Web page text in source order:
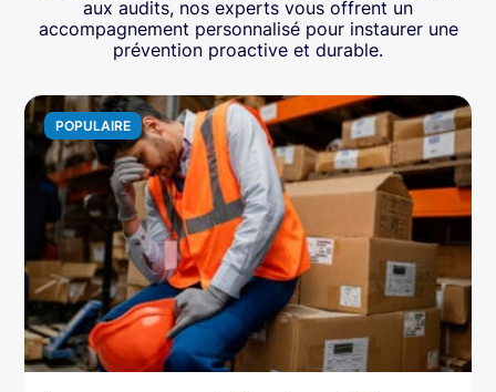
aux audits, nos experts vous offrent un
accompagnement personnalisé pour instaurer une
prévention proactive et durable.
POPULAIRE